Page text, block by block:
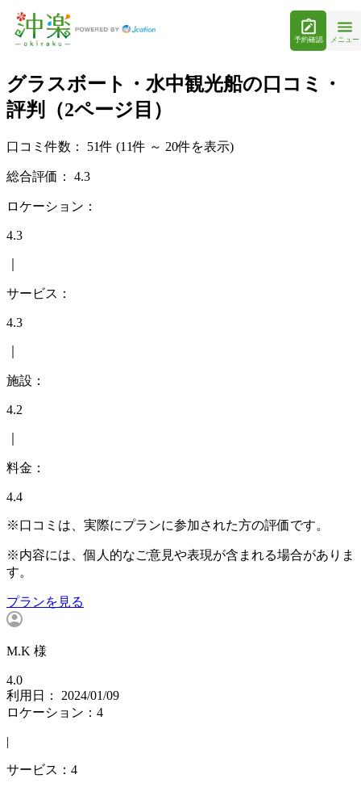
予約確認 メニュー
グラスボート・水中観光船の口コミ・
評判（2ページ目）
口コミ件数： 51件 (11件 ～ 20件を表示)
総合評価： 4.3
ロケーション：
4.3
サービス：
4.3
施設：
4.2
料金：
4.4
※口コミは、実際にプランに参加された方の評価です。
※内容には、個人的なご意見や表現が含まれる場合がありま
す。
プランを見る
M.K 様
4.0
利用日： 2024/01/09
ロケーション：4
|
サービス：4